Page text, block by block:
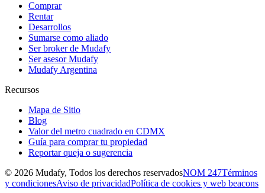
Comprar
Rentar
Desarrollos
Sumarse como aliado
Ser broker de Mudafy
Ser asesor Mudafy
Mudafy Argentina
Recursos
Mapa de Sitio
Blog
Valor del metro cuadrado en CDMX
Guía para comprar tu propiedad
Reportar queja o sugerencia
© 2026 Mudafy, Todos los derechos reservadosNOM 247Términos
y condicionesAviso de privacidadPolítica de cookies y web beacons